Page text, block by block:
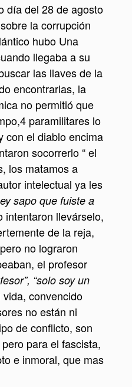
día del 28 de agosto
la corrupción
hubo Una
llegaba a su
las llaves de la
encontrarlas, la
no permitió que
paramilitares lo
con el diablo encima
socorrerlo “ el
los matamos a
intelectual ya les
ey sapo que fuiste a
intentaron llevárselo,
de la reja,
no lograron
el profesor
“solo soy un
convencido
no están ni
de conflicto, son
para el fascista,
e inmoral, que mas